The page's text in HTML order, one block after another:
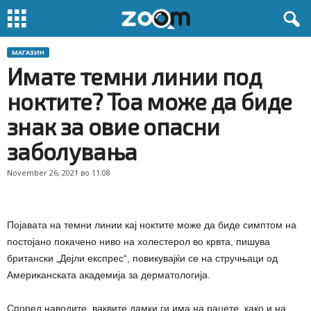
МАГАЗИН
Имате темни линии под
ноктите? Тоа може да биде
знак за овие опасни
заболувања
November 26, 2021 во 11:08
Појавата на темни линии кај ноктите може да биде симптом на
постојано покачено ниво на холестерол во крвта, пишува
британски „Дејли експрес“, повикувајќи се на стручњаци од
Американската академија за дерматологија.
Според наводите, ваквите дамки ги има на рацете, како и на